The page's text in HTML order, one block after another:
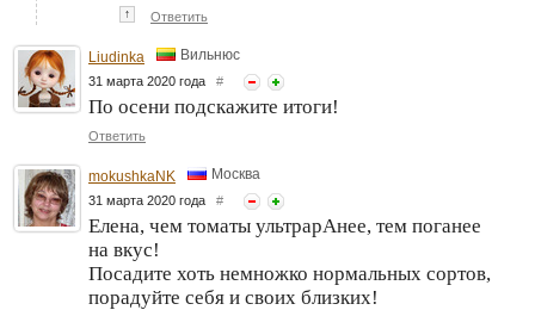
↑ Ответить
Liudinka Вильнюс
31 марта 2020 года #
По осени подскажите итоги!
Ответить
mokushkaNK Москва
31 марта 2020 года #
Елена, чем томаты ультрарАнее, тем поганее
на вкус!
Посадите хоть немножко нормальных сортов,
порадуйте себя и своих близких!